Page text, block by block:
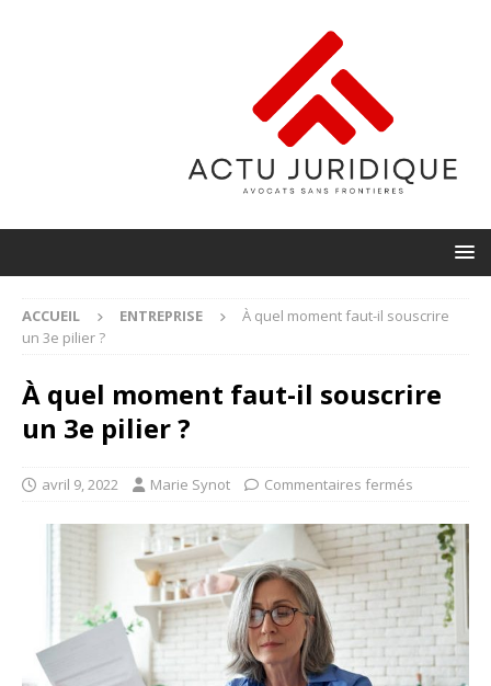
ACCUEIL ENTREPRISE
À quel moment faut-il souscrire
un 3e pilier ?
À quel moment faut-il souscrire
un 3e pilier ?
avril 9, 2022 Marie Synot Commentaires fermés